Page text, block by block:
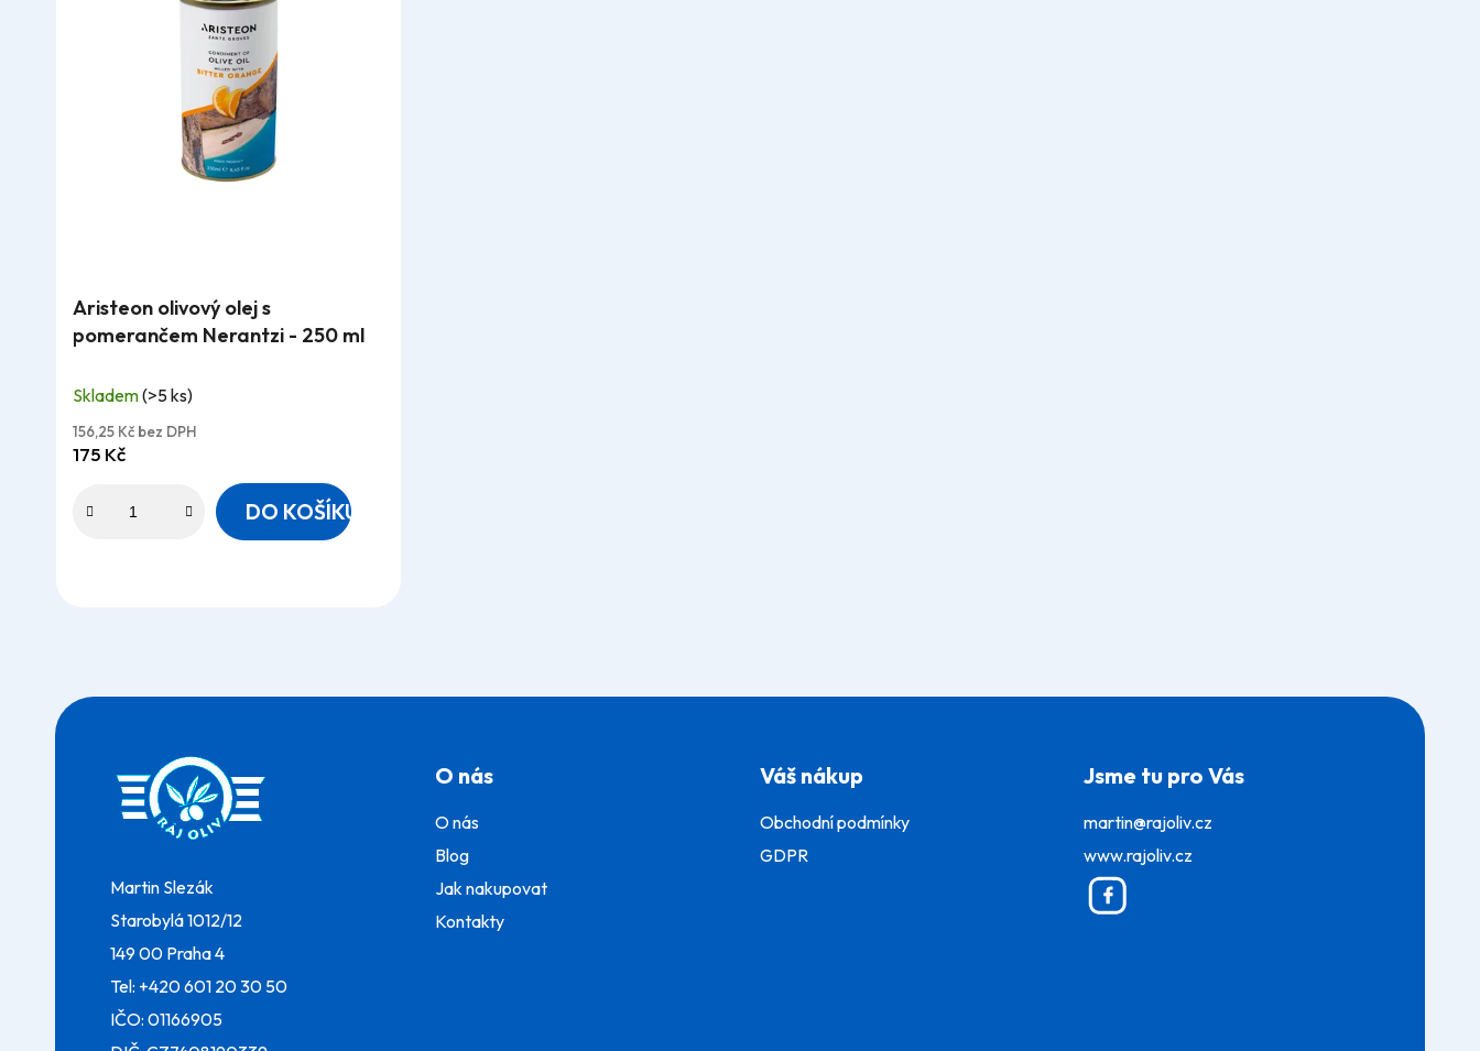
hodnocení
produktu
5,0
z
5
Aristeon olivový olej s
pomerančem Nerantzi - 250 ml
Skladem(>5 ks)
156,25 Kč bez DPH
175 Kč
DO KOŠÍKU
Z
Martin Slezák
Starobylá 1012/12
149 00 Praha 4
Tel: +420 601 20 30 50
IČO: 01166905
O nás
O nás
Blog
Jak nakupovat
Kontakty
Váš nákup
Obchodní podmínky
GDPR
Jsme tu pro Vás
martin@rajoliv.cz
www.rajoliv.cz